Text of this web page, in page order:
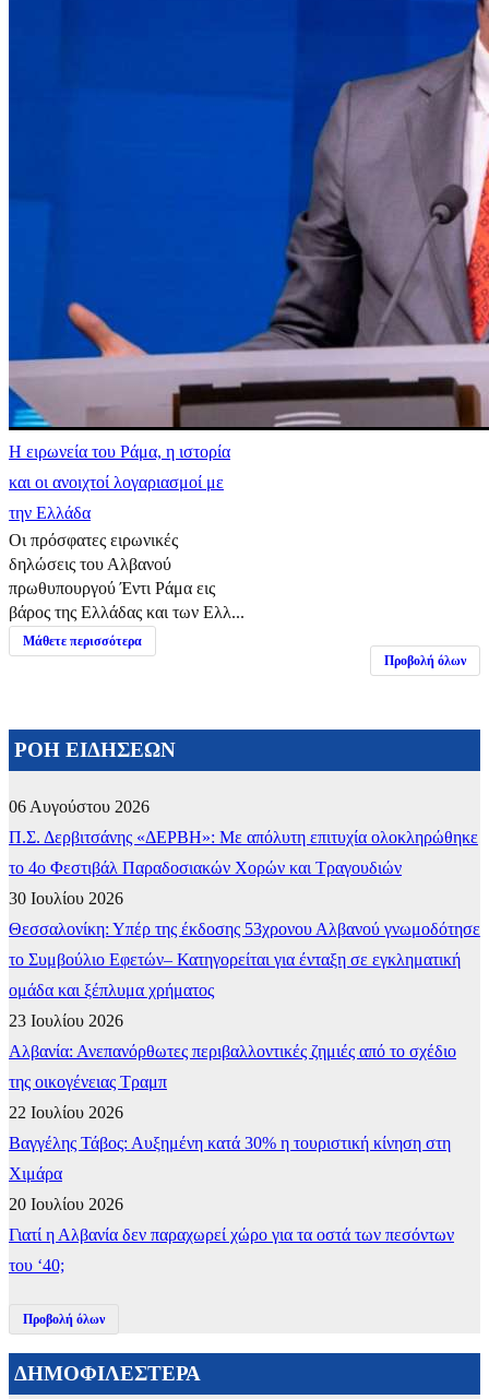
Η ειρωνεία του Ράμα, η ιστορία
και οι ανοιχτοί λογαριασμοί με
την Ελλάδα
Οι πρόσφατες ειρωνικές
δηλώσεις του Αλβανού
πρωθυπουργού Έντι Ράμα εις
βάρος της Ελλάδας και των Ελλ...
Μάθετε περισσότερα
Προβολή όλων
ΡΟΗ ΕΙΔΗΣΕΩΝ
06 Αυγούστου 2026
Π.Σ. Δερβιτσάνης «ΔΕΡΒΗ»: Με απόλυτη επιτυχία ολοκληρώθηκε
το 4ο Φεστιβάλ Παραδοσιακών Χορών και Τραγουδιών
30 Ιουλίου 2026
Θεσσαλονίκη: Υπέρ της έκδοσης 53χρονου Αλβανού γνωμοδότησε
το Συμβούλιο Εφετών– Κατηγορείται για ένταξη σε εγκληματική
ομάδα και ξέπλυμα χρήματος
23 Ιουλίου 2026
Αλβανία: Ανεπανόρθωτες περιβαλλοντικές ζημιές από το σχέδιο
της οικογένειας Τραμπ
22 Ιουλίου 2026
Βαγγέλης Τάβος: Αυξημένη κατά 30% η τουριστική κίνηση στη
Χιμάρα
20 Ιουλίου 2026
Γιατί η Αλβανία δεν παραχωρεί χώρο για τα οστά των πεσόντων
του ‘40;
Προβολή όλων
ΔΗΜΟΦΙΛΕΣΤΕΡΑ